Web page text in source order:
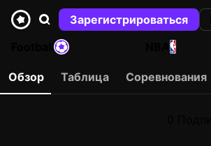
Зарегистрироваться
NBA
Обзор Таблица Соревнования